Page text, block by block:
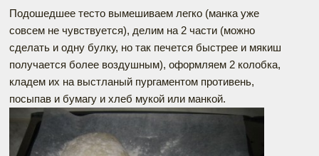
Подошедшее тесто вымешиваем легко (манка уже
совсем не чувствуется), делим на 2 части (можно
сделать и одну булку, но так печется быстрее и мякиш
получается более воздушным), оформляем 2 колобка,
кладем их на выстланый пургаментом противень,
посыпав и бумагу и хлеб мукой или манкой.